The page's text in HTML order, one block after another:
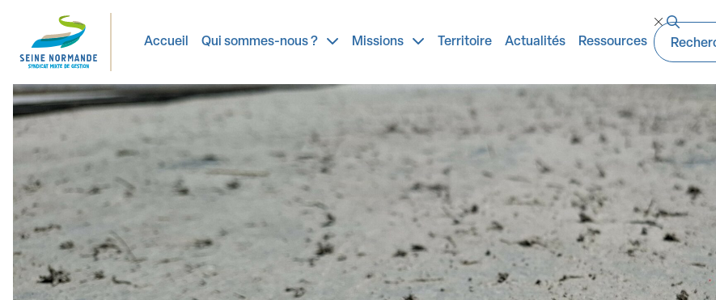
Accueil Qui sommes-nous ? Missions Territoire Actualités Ressources
Innover pour réparer durablement